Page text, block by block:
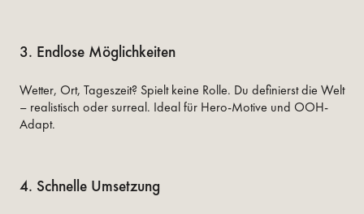
3. Endlose Möglichkeiten
Wetter, Ort, Tageszeit? Spielt keine Rolle. Du definierst die Welt
– realistisch oder surreal. Ideal für Hero-Motive und OOH-
Adapt.
4. Schnelle Umsetzung